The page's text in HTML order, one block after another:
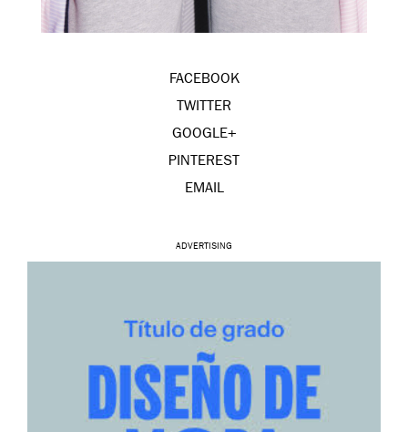
FACEBOOK
TWITTER
GOOGLE+
PINTEREST
EMAIL
ADVERTISING